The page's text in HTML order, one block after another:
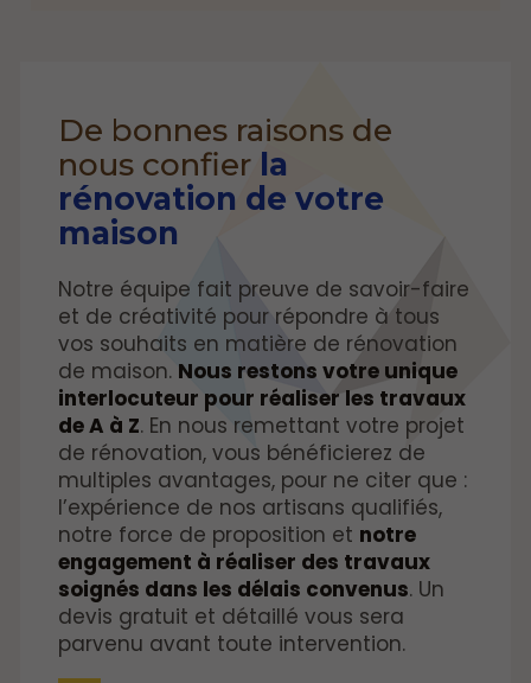
De bonnes raisons de
nous confier la
rénovation de votre
maison
Notre équipe fait preuve de savoir-faire
et de créativité pour répondre à tous
vos souhaits en matière de rénovation
de maison. Nous restons votre unique
interlocuteur pour réaliser les travaux
de A à Z. En nous remettant votre projet
de rénovation, vous bénéficierez de
multiples avantages, pour ne citer que :
l’expérience de nos artisans qualifiés,
notre force de proposition et notre
engagement à réaliser des travaux
soignés dans les délais convenus. Un
devis gratuit et détaillé vous sera
parvenu avant toute intervention.